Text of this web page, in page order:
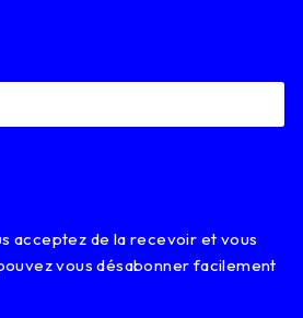
acceptez de la recevoir et vous
vous désabonner facilement